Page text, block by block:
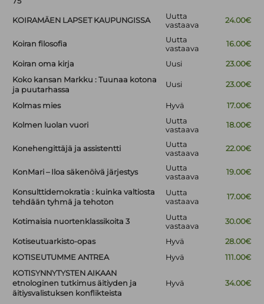
KOIRAMÄEN LAPSET KAUPUNGISSA
Uutta
vastaava
24.00€
Koiran filosofia
Uutta
vastaava
16.00€
Koiran oma kirja Uusi
23.00€
Koko kansan Markku : Tuunaa kotona
ja puutarhassa
Uusi 23.00€
Kolmas mies Hyvä 17.00€
Kolmen luolan vuori
Uutta
vastaava
18.00€
Konehengittäjä ja assistentti
Uutta
vastaava
22.00€
KonMari – Iloa säkenöivä järjestys
Uutta
vastaava
19.00€
Konsulttidemokratia : kuinka valtiosta
tehdään tyhmä ja tehoton
Uutta
vastaava
17.00€
Kotimaisia nuortenklassikoita 3
Uutta
vastaava
30.00€
Kotiseutuarkisto-opas Hyvä
28.00€
KOTISEUTUMME ANTREA
Hyvä
111.00€
KOTISYNNYTYSTEN AIKAAN
etnologinen tutkimus äitiyden ja
äitiysvalistuksen konflikteista
Hyvä 34.00€